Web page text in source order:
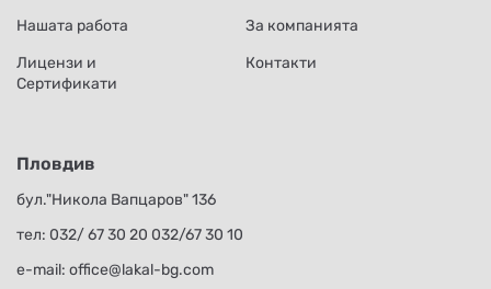
Нашата работа
За компанията
Лицензи и
Сертификати
Контакти
Пловдив
бул."Никола Вапцаров" 136
тел: 032/ 67 30 20 032/67 30 10
е-mail: office@lakal-bg.com